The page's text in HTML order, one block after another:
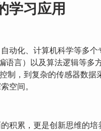
学习应用
动化、计算机科学等多
语言）以及算法逻辑等
制，到复杂的传感器数
空间。
积累，更是创新思维的